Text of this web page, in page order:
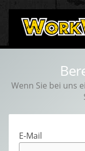
Wenn Sie bei uns
E-Mail